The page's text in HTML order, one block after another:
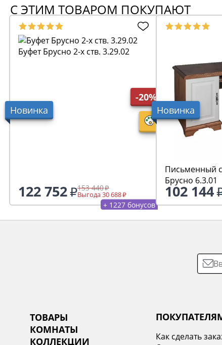
С ЭТИМ ТОВАРОМ ПОКУПАЮТ
Новинка
-20%
Буфет Брусно 2-х ств. 3.29.02
122 752 153 440
Выгода 30 688
+ 1227 бонусов
Новинка
Письменный
Брусно 6.3.01
102 144
ТОВАРЫ
КОМНАТЫ
КОЛЛЕКЦИИ
Как сделать